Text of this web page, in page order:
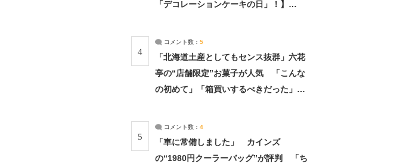
「デコレーションケーキの日」！】
4
コメント数： 5
「北海道土産としてもセンス抜群」六花
亭の“店舗限定”お菓子が人気 「こんな
の初めて」「箱買いするべきだった」
5
コメント数： 4
「車に常備しました」 カインズ
の“1980円クーラーバッグ”が評判 「ち